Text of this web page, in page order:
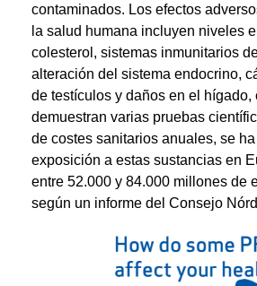
contaminados. Los efectos
la salud humana incluyen niveles
colesterol, sistemas inmunitarios
alteración del sistema endocrino,
de testículos y daños en el hígado,
demuestran varias pruebas
de costes sanitarios anuales, se
exposición a estas sustancias en
entre 52.000 y 84.000 millones de
según un informe del Consejo